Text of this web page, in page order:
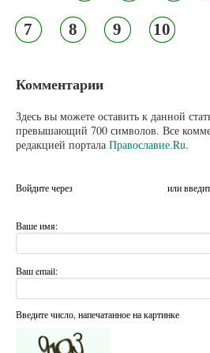
7 8 9 10
Комментарии
Здесь вы можете оставить к данной
превышающий 700 символов. Все
редакцией портала Православие.Ru.
Войдите через или
Ваше имя:
Ваш email:
Введите число, напечатанное на картинке